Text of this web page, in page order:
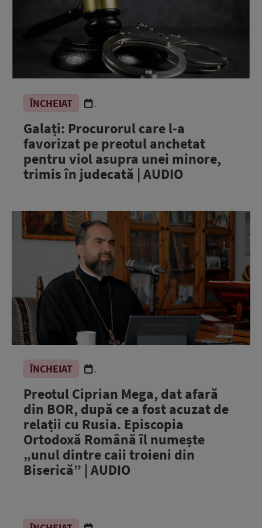
ÎNCHEIAT .
Galați: Procurorul care l-a
favorizat pe preotul anchetat
pentru viol asupra unei minore,
trimis în judecată | AUDIO
ÎNCHEIAT .
Preotul Ciprian Mega, dat afară
din BOR, după ce a fost acuzat de
relații cu Rusia. Episcopia
Ortodoxă Română îl numește
„unul dintre caii troieni din
Biserică” | AUDIO